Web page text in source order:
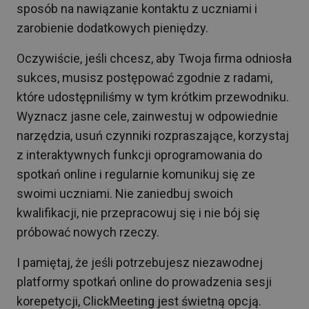
sposób na nawiązanie kontaktu z uczniami i
zarobienie dodatkowych pieniędzy.
Oczywiście, jeśli chcesz, aby Twoja firma odniosła
sukces, musisz postępować zgodnie z radami,
które udostępniliśmy w tym krótkim przewodniku.
Wyznacz jasne cele, zainwestuj w odpowiednie
narzędzia, usuń czynniki rozpraszające, korzystaj
z interaktywnych funkcji oprogramowania do
spotkań online i regularnie komunikuj się ze
swoimi uczniami. Nie zaniedbuj swoich
kwalifikacji, nie przepracowuj się i nie bój się
próbować nowych rzeczy.
I pamiętaj, że jeśli potrzebujesz niezawodnej
platformy spotkań online do prowadzenia sesji
korepetycji, ClickMeeting jest świetną opcją.